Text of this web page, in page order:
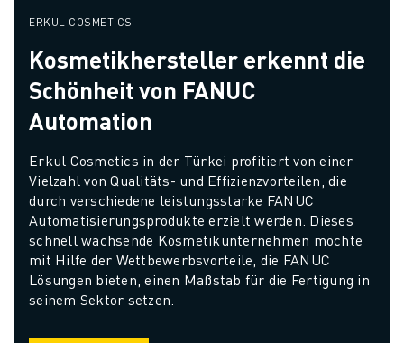
ERKUL COSMETICS
Kosmetikhersteller erkennt die
Schönheit von FANUC
Automation
Erkul Cosmetics in der Türkei profitiert von einer
Vielzahl von Qualitäts- und Effizienzvorteilen, die
durch verschiedene leistungsstarke FANUC
Automatisierungsprodukte erzielt werden. Dieses
schnell wachsende Kosmetikunternehmen möchte
mit Hilfe der Wettbewerbsvorteile, die FANUC
Lösungen bieten, einen Maßstab für die Fertigung in
seinem Sektor setzen.